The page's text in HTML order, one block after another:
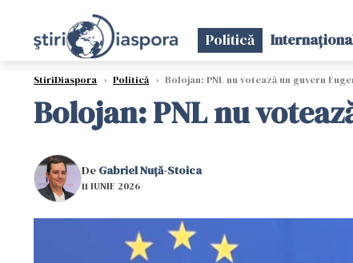
Politică
StiriDiaspora › Politică › Bolojan: PNL nu votează un guvern
Bolojan: PNL nu
De Gabriel Nuță-Stoica
11 IUNIE 2026